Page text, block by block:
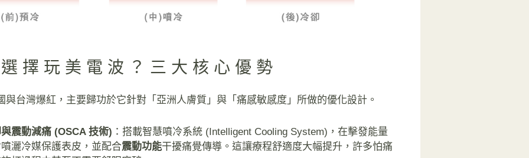
擇玩美電波？三大核心優勢
與台灣爆紅，主要歸功於它針對「亞洲人膚質」與「痛感敏感度」所做的優化設計。
震動減痛 (OSCA 技術) ：搭載智慧噴冷系統 (Intelligent Cooling System)，在擊發能量
灑冷媒保護表皮，並配合震動功能干擾痛覺傳導。這讓療程舒適度大幅提升，許多怕痛